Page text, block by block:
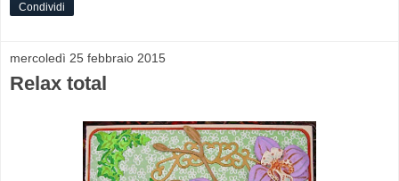
Condividi
mercoledì 25 febbraio 2015
Relax total